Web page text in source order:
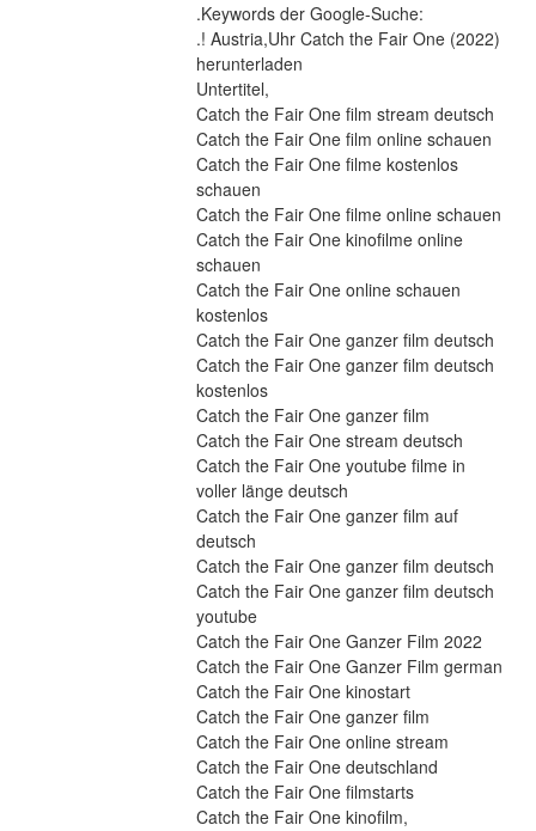
.Keywords der Google-Suche:
.! Austria,Uhr Catch the Fair One (2022)
herunterladen
Untertitel,
Catch the Fair One film stream deutsch
Catch the Fair One film online schauen
Catch the Fair One filme kostenlos
schauen
Catch the Fair One filme online schauen
Catch the Fair One kinofilme online
schauen
Catch the Fair One online schauen
kostenlos
Catch the Fair One ganzer film deutsch
Catch the Fair One ganzer film deutsch
kostenlos
Catch the Fair One ganzer film
Catch the Fair One stream deutsch
Catch the Fair One youtube filme in
voller länge deutsch
Catch the Fair One ganzer film auf
deutsch
Catch the Fair One ganzer film deutsch
Catch the Fair One ganzer film deutsch
youtube
Catch the Fair One Ganzer Film 2022
Catch the Fair One Ganzer Film german
Catch the Fair One kinostart
Catch the Fair One ganzer film
Catch the Fair One online stream
Catch the Fair One deutschland
Catch the Fair One filmstarts
Catch the Fair One kinofilm,